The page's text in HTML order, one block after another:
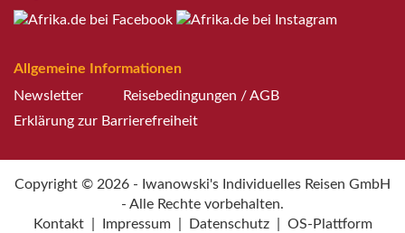
Allgemeine Informationen
Newsletter
Reisebedingungen / AGB
Erklärung zur Barrierefreiheit
Copyright © 2026 - Iwanowski's Individuelles Reisen GmbH
- Alle Rechte vorbehalten.
Kontakt
Impressum Datenschutz OS-Plattform